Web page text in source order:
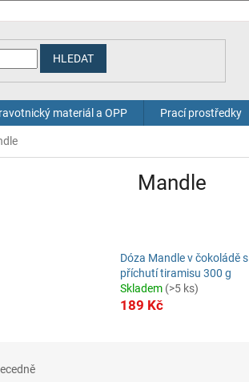
HLEDAT
materiál a OPP Prací prostředky
Mandle
Dóza Mandle v čokoládě s
příchutí tiramisu 300 g
Skladem (>5 ks)
189 Kč